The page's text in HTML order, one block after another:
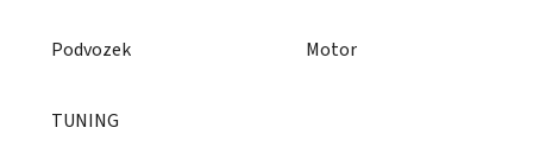
Podvozek Motor
TUNING